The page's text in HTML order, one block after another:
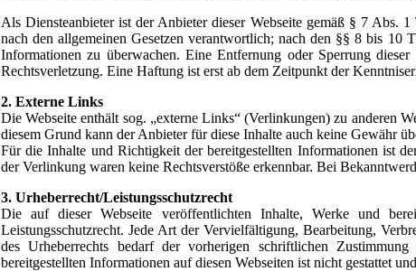
Als Diensteanbieter ist der Anbieter dieser Webseite gemäß § 7 Abs.
nach den allgemeinen Gesetzen verantwortlich; nach den §§ 8 bis 10
Informationen zu überwachen. Eine Entfernung oder Sperrung
Rechtsverletzung. Eine Haftung ist erst ab dem Zeitpunkt der
2. Externe Links
Die Webseite enthält sog. „externe Links“ (Verlinkungen) zu anderen
diesem Grund kann der Anbieter für diese Inhalte auch keine Gewähr
Für die Inhalte und Richtigkeit der bereitgestellten Informationen ist
der Verlinkung waren keine Rechtsverstöße erkennbar. Bei
3. Urheberrecht/Leistungsschutzrecht
Die auf dieser Webseite veröffentlichten Inhalte, Werke und
Leistungsschutzrecht. Jede Art der Vervielfältigung, Bearbeitung,
des Urheberrechts bedarf der vorherigen schriftlichen
bereitgestellten Informationen auf diesen Webseiten ist nicht gestattet